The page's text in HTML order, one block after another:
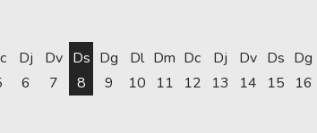
Dj
6
Dv
7
Ds
8
Dg
9
Dl
10
Dm
11
Dc
12
Dj
13
Dv
14
Ds
15
Dg
16